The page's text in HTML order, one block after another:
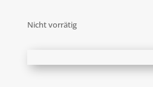
Nicht vorrätig